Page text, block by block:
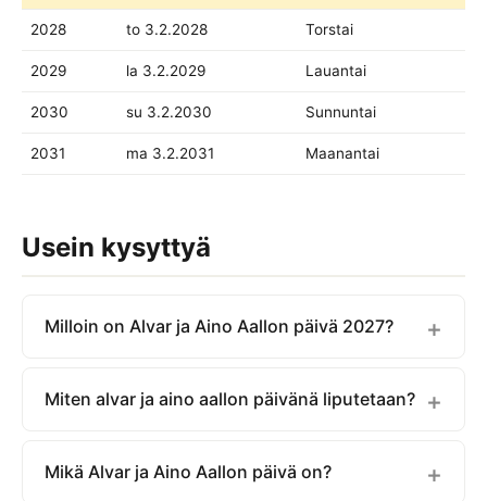
2028 to 3.2.2028 Torstai
2029 la 3.2.2029 Lauantai
2030 su 3.2.2030 Sunnuntai
2031 ma 3.2.2031 Maanantai
Usein kysyttyä
Milloin on Alvar ja Aino Aallon päivä 2027?
Miten alvar ja aino aallon päivänä liputetaan?
Mikä Alvar ja Aino Aallon päivä on?